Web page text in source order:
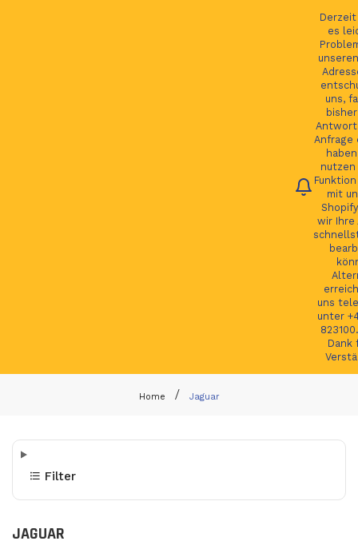
es
uns,
Antwort
Anfrage
nutzen
mit
wir Ihre
uns
unter
Dank
Home Jaguar
Filter
JAGUAR